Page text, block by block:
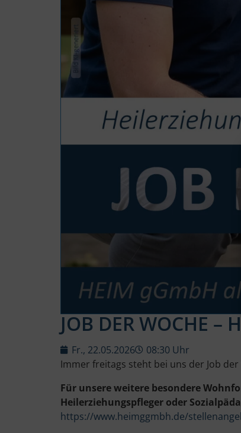
JOB DER WOCHE
Fr., 22.05.2026
08:30 Uhr
Immer freitags steht bei uns der Job
Für unsere weitere besondere
Heilerziehungspfleger oder
https://www.heimggmbh.de/